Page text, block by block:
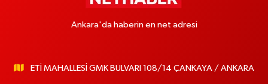
Ankara'da haberin en net adresi
ETİ MAHALLESİ GMK BULVARI 108/14 ÇANKAYA / ANKARA